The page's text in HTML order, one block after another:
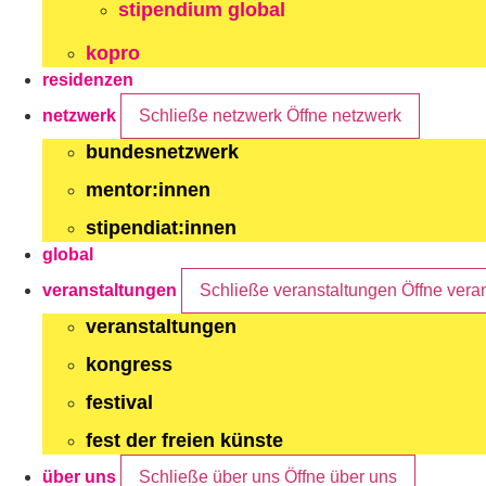
stipendium global
kopro
residenzen
netzwerk
Schließe netzwerk Öffne netzwerk
bundesnetzwerk
mentor:innen
stipendiat:innen
global
veranstaltungen
Schließe veranstaltungen Öffne
veranstaltungen
kongress
festival
fest der freien künste
über uns Schließe über uns Öffne über uns